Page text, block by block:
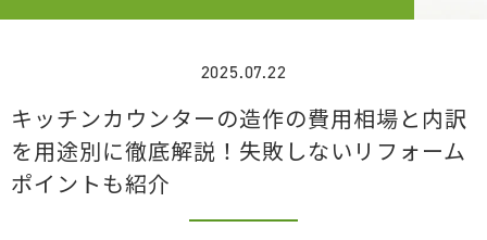
2025.07.22
キッチンカウンターの造作の費用相場と内訳
を用途別に徹底解説！失敗しないリフォーム
ポイントも紹介